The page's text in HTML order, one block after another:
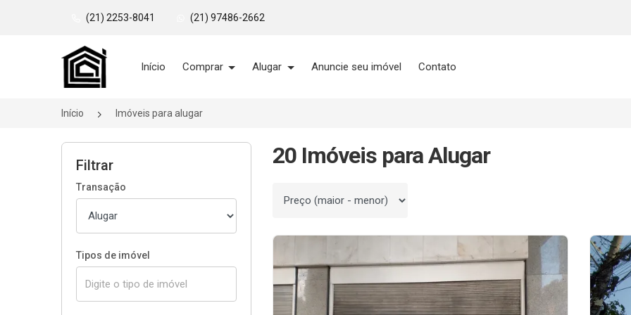
(21) 2253-8041 (21) 97486-2662
Página inicial
Início Comprar Alugar Anuncie seu imóvel Contato
Início Imóveis para alugar
Filtrar
Transação
Tipos de imóvel
20 Imóveis para Alugar
Ordenar por